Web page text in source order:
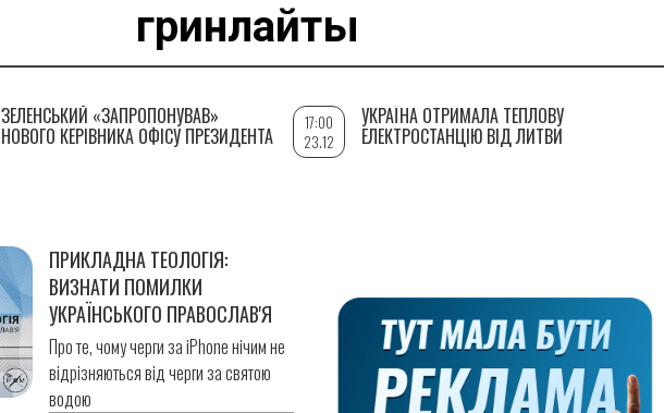
гринлайты
ПРИКЛАДНА ТЕОЛОГІЯ:
ВИЗНАТИ ПОМИЛКИ
УКРАЇНСЬКОГО ПРАВОСЛАВ'Я
Про те, чому черги за iPhone нічим не
відрізняються від черги за святою
водою
ЗЕЛЕНСЬКИЙ «ЗАПРОПОНУВАВ»
НОВОГО КЕРІВНИКА ОФІСУ ПРЕЗИДЕНТА
17:00
23.12
УКРАЇНА ОТРИМАЛА ТЕПЛОВУ
ЕЛЕКТРОСТАНЦІЮ ВІД ЛИТВИ